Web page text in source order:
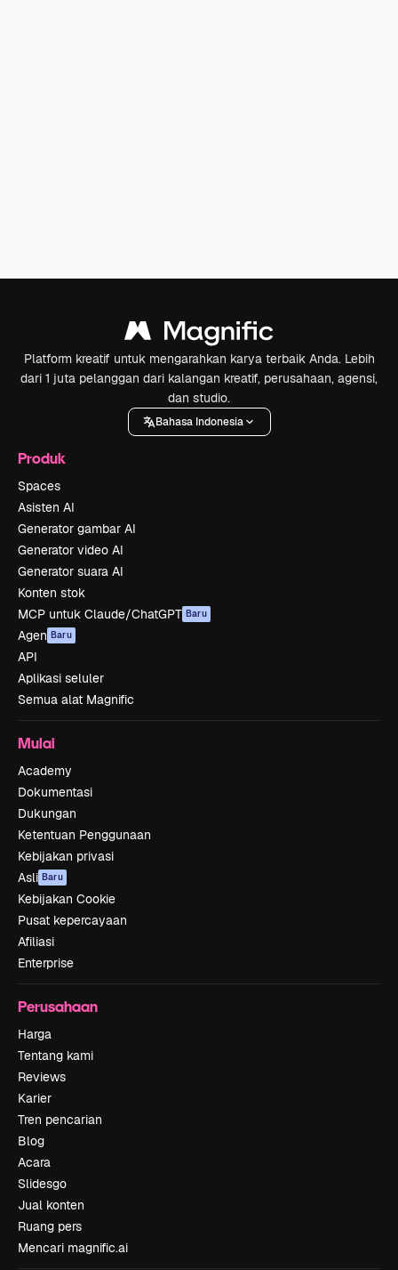
Platform kreatif untuk mengarahkan karya terbaik Anda. Lebih
dari 1 juta pelanggan dari kalangan kreatif, perusahaan, agensi,
dan studio.
Bahasa Indonesia
Produk
Spaces
Asisten AI
Generator gambar AI
Generator video AI
Generator suara AI
Konten stok
MCP untuk Claude/ChatGPT Baru
Agen Baru
API
Aplikasi seluler
Semua alat Magnific
Mulai
Academy
Dokumentasi
Dukungan
Ketentuan Penggunaan
Kebijakan privasi
Asli Baru
Kebijakan Cookie
Pusat kepercayaan
Afiliasi
Enterprise
Perusahaan
Harga
Tentang kami
Reviews
Karier
Tren pencarian
Blog
Acara
Slidesgo
Jual konten
Ruang pers
Mencari magnific.ai